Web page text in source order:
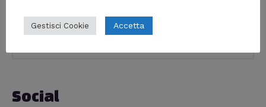
c
Social
a
g
Gestisci Cookie Accetta